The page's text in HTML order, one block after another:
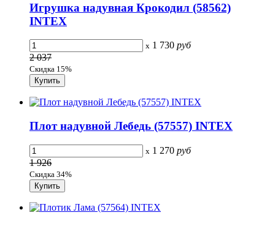
Игрушка надувная Крокодил (58562)
INTEX
x 1 730 руб
2 037
Скидка 15%
Плот надувной Лебедь (57557) INTEX
x 1 270 руб
1 926
Скидка 34%